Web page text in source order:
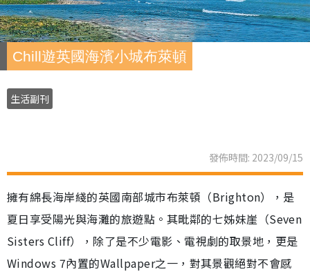
Chill遊英國海濱小城布萊頓
生活副刊
發佈時間: 2023/09/15
擁有綿長海岸綫的英國南部城市布萊頓（Brighton），是
夏日享受陽光與海灘的旅遊點。其毗鄰的七姊妹崖（Seven
Sisters Cliff），除了是不少電影、電視劇的取景地，更是
Windows 7內置的Wallpaper之一，對其景觀絕對不會感